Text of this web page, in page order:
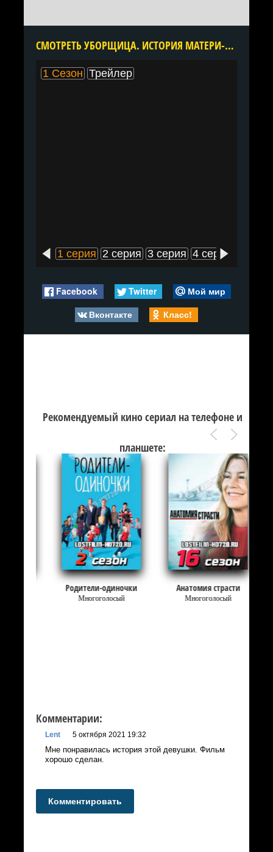
CМОТРЕТЬ УБОРЩИЦА. ИСТОРИЯ МАТЕРИ-ОДИНОЧКИ 1 СЕЗОН ОНЛАЙН В ХОРОШЕМ КАЧЕСТВЕ ВСЕ СЕРИИ ПОДРЯД БЕСПЛАТНО
1 Сезон Трейлер
1 серия 2 серия 3 серия 4 серия
Facebook Twitter
Мой мир
Вконтакте
Класс!
Рекомендуемый кино сериал на телефоне и
планшете:
Родители-одиночки
Многоголосый
Анатомия страсти
Многоголосый
Комментарии:
Lent 5 октября 2021 19:32
Мне понравилась история этой девушки. Фильм
хорошо сделан.
Комментировать